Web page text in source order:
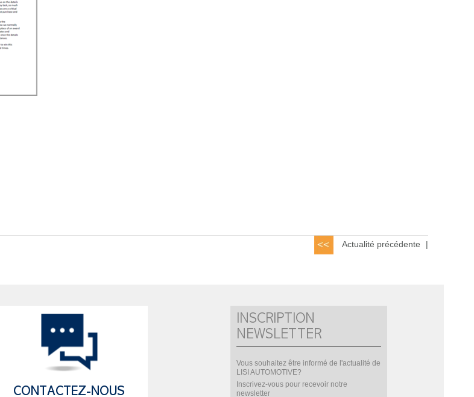
Actualité précédente |
CONTACTEZ-NOUS
INSCRIPTION
NEWSLETTER
Vous souhaitez être informé de l'actualité de
LISI AUTOMOTIVE?
Inscrivez-vous pour recevoir notre
newsletter